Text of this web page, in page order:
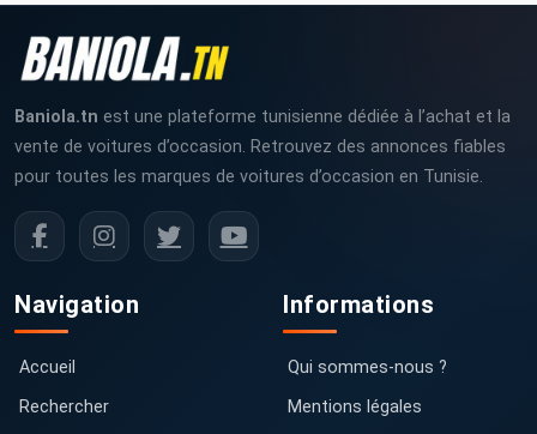
Baniola.tn est une plateforme tunisienne dédiée à l’achat et la
vente de voitures d’occasion. Retrouvez des annonces fiables
pour toutes les marques de voitures d’occasion en Tunisie.
Navigation
Accueil
Rechercher
Informations
Qui sommes-nous ?
Mentions légales